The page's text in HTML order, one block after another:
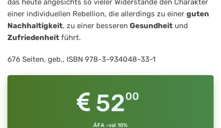
das heute angesichts so vieler Widerstände den Charakter
einer individuellen Rebellion, die allerdings zu einer guten
Nachhaltigkeit, zu einer besseren Gesundheit und
Zufriedenheit führt.
676 Seiten, geb., ISBN 978-3-934048-33-1
5200
ÁFA -val 10%